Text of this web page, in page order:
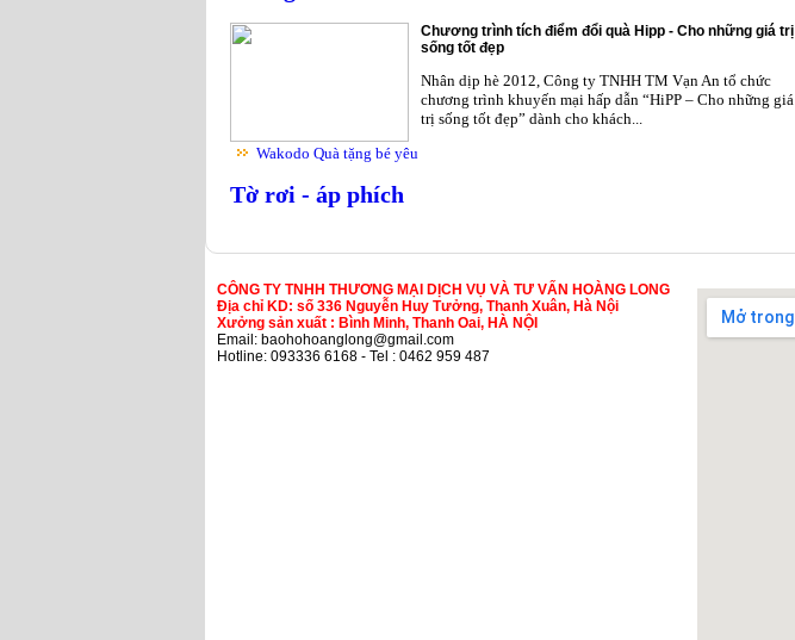
Chương trình tích điểm đổi quà Hipp - Cho những giá trị
sống tốt đẹp
Nhân dịp hè 2012, Công ty TNHH TM Vạn An tổ chức
chương trình khuyến mại hấp dẫn “HiPP – Cho những giá
trị sống tốt đẹp” dành cho khách...
Wakodo Quà tặng bé yêu
Tờ rơi - áp phích
CÔNG TY TNHH THƯƠNG MẠI DỊCH VỤ VÀ TƯ VẤN HOÀNG LONG
Địa chỉ KD: số 336 Nguyễn Huy Tưởng, Thanh Xuân, Hà Nội
Xưởng sản xuất : Bình Minh, Thanh Oai, HÀ NỘI
Email: baohohoanglong@gmail.com
Hotline: 093336 6168 - Tel : 0462 959 487